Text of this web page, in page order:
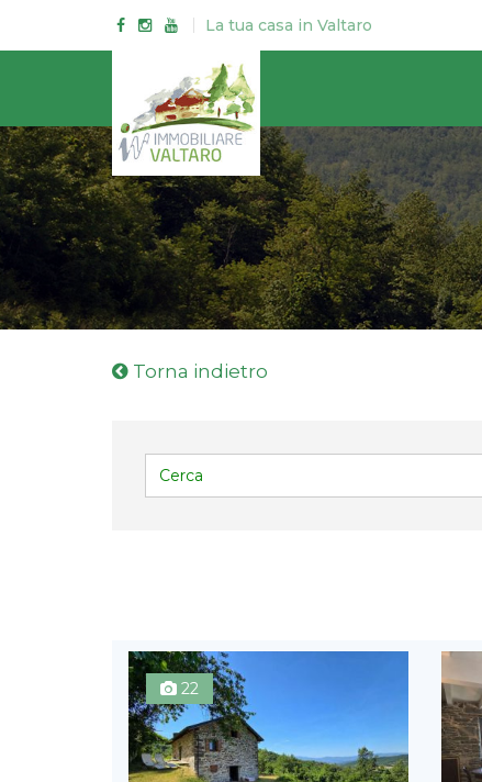
La tua casa in Valtaro
Torna indietro
22